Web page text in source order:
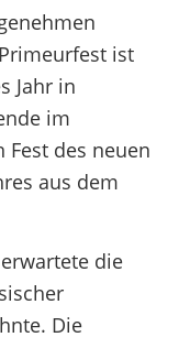
ist
Jahr in
im
des neuen
aus dem
die
Die